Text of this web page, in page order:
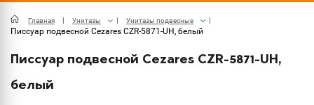
Главная Унитазы Унитазы подвесные
Писсуар подвесной Cezares CZR-5871-UH, белый
Писсуар подвесной Cezares CZR-5871-UH,
белый